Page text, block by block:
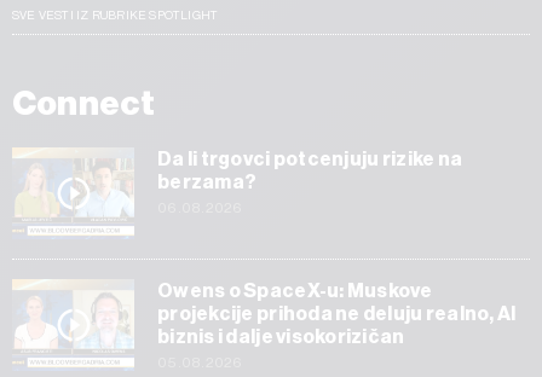
SVE VESTI IZ RUBRIKE SPOTLIGHT
Connect
Da li trgovci potcenjuju rizike na
berzama?
Owens o SpaceX-u: Muskove
projekcije prihoda ne deluju realno, AI
biznis i dalje visokorizičan